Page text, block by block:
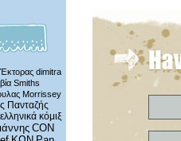
Έκτορας dimitra
Smiths
Morrissey
Πανταζής
ελληνικά κόμιξ
CON